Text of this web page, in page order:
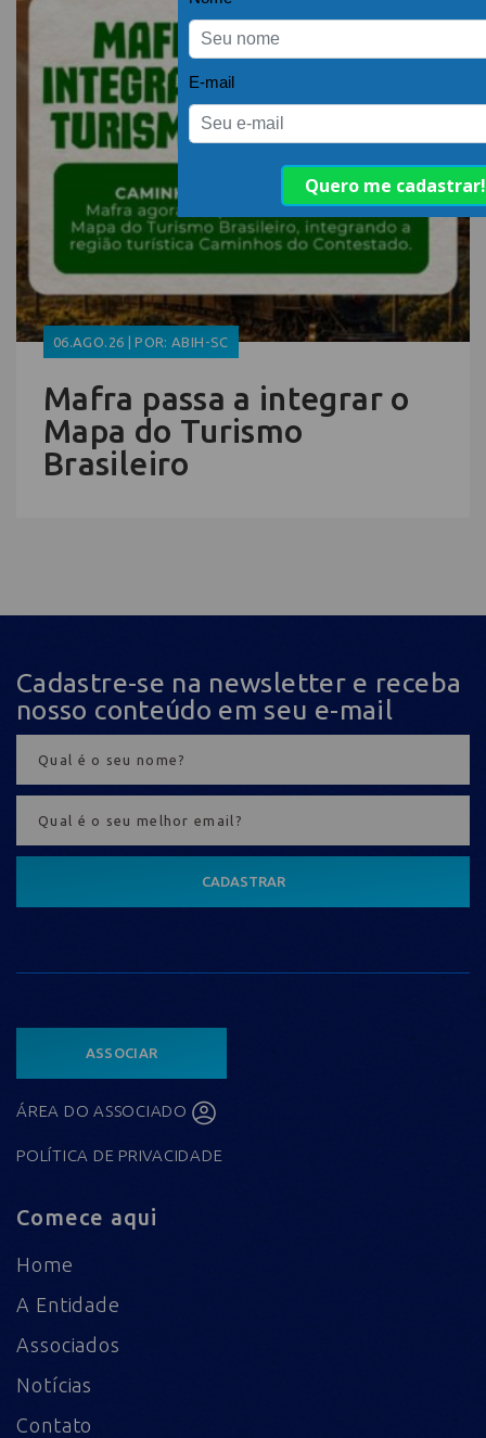
06.AGO.26 | POR: ABIH-SC
Mafra passa a integrar o
Mapa do Turismo
Brasileiro
Cadastre-se na newsletter e receba
nosso conteúdo em seu e-mail
CADASTRAR
ASSOCIAR
ÁREA DO ASSOCIADO
POLÍTICA DE PRIVACIDADE
Comece aqui
Home
A Entidade
Associados
Notícias
Contato